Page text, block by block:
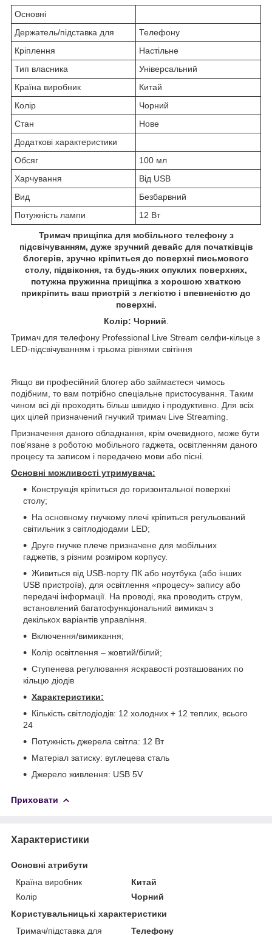
Основні
Держатель/підставка для
Телефону
Кріплення
Настільне
Тип власника
Універсальний
Країна виробник
Китай
Колір
Чорний
Стан
Нове
Додаткові характеристики
Обсяг
100 мл
Харчування
Від USB
Вид
Безбарвний
Потужність лампи
12 Вт
Тримач прищіпка для мобільного телефону з
підсвічуванням, дуже зручний девайс для початківців
блогерів, зручно кріпиться до поверхні письмового
столу, підвіконня, та будь-яких опуклих поверхнях,
потужна пружинна прищіпка з хорошою хваткою
прикріпить ваш пристрій з легкістю і впевненістю до
поверхні.
Колір: Чорний
Тримач для телефону Professional Live Stream селфи-кільце з
LED-підсвічуванням і трьома рівнями світіння
Якщо ви професійний блогер або займаєтеся чимось
подібним, то вам потрібно спеціальне пристосування. Таким
чином всі дії проходять більш швидко і продуктивно. Для всіх
цих цілей призначений гнучкий тримач Live Streaming.
Призначення даного обладнання, крім очевидного, може бути
пов'язане з роботою мобільного гаджета, освітленням даного
процесу та записом і передачею мови або пісні.
Основні можливості утримувача:
Конструкція кріпиться до горизонтальної поверхні
столу;
На основному гнучкому плечі кріпиться регульований
світильник з світлодіодами LED;
Друге гнучке плече призначене для мобільних
гаджетів, з різним розміром корпусу.
Живиться від USB-порту ПК або ноутбука (або інших
USB пристроїв), для освітлення «процесу» запису або
передачі інформації. На проводі, яка проводить струм,
встановлений багатофункціональний вимикач з
декількох варіантів управління.
Включення/вимикання;
Колір освітлення – жовтий/білий;
Ступенева регулювання яскравості розташованих по
кільцю діодів
Характеристики:
Кількість світлодіодів: 12 холодних + 12 теплих, всього
24
Потужність джерела світла: 12 Вт
Матеріал затиску: вуглецева сталь
Джерело живлення: USB 5V
Приховати
Характеристики
Основні атрибути
Країна виробник
Китай
Колір
Чорний
Користувальницькі характеристики
Тримач/підставка для
Телефону